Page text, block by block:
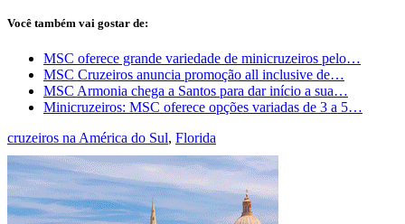
Você também vai gostar de:
MSC oferece grande variedade de minicruzeiros pelo…
MSC Cruzeiros anuncia promoção all inclusive de…
MSC Armonia chega a Santos para dar início a sua…
Minicruzeiros: MSC oferece opções variadas de 3 a 5…
cruzeiros na América do Sul, Florida